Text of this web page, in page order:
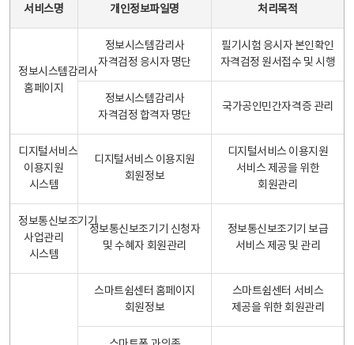
서비스명 개인정보파일명 처리목적
정보시스템감리사
홈페이지
정보시스템감리사
자격검정 응시자 명단
필기시험 응시자 본인확인
자격검정 원서접수 및 시행
정보시스템감리사
자격검정 합격자 명단
국가공인민간자격증 관리
디지털서비스
이용지원
시스템
디지털서비스 이용지원
회원정보
디지털서비스 이용지원
서비스 제공을 위한
회원관리
정보통신보조기기
사업관리
시스템
정보통신보조기기 신청자
및 수혜자 회원관리
정보통신보조기기 보급
서비스 제공 및 관리
스마트쉼센터 홈페이지
회원정보
스마트쉼센터 서비스
제공을 위한 회원관리